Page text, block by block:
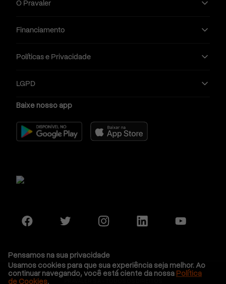
O Pravaler
Financiamento
Políticas e Privacidade
LGPD
Baixe nosso app
Pensamos na sua privacidade
Usamos cookies para que sua experiência seja melhor. Ao
continuar navegando, você está ciente da nossa Política
de Cookies.